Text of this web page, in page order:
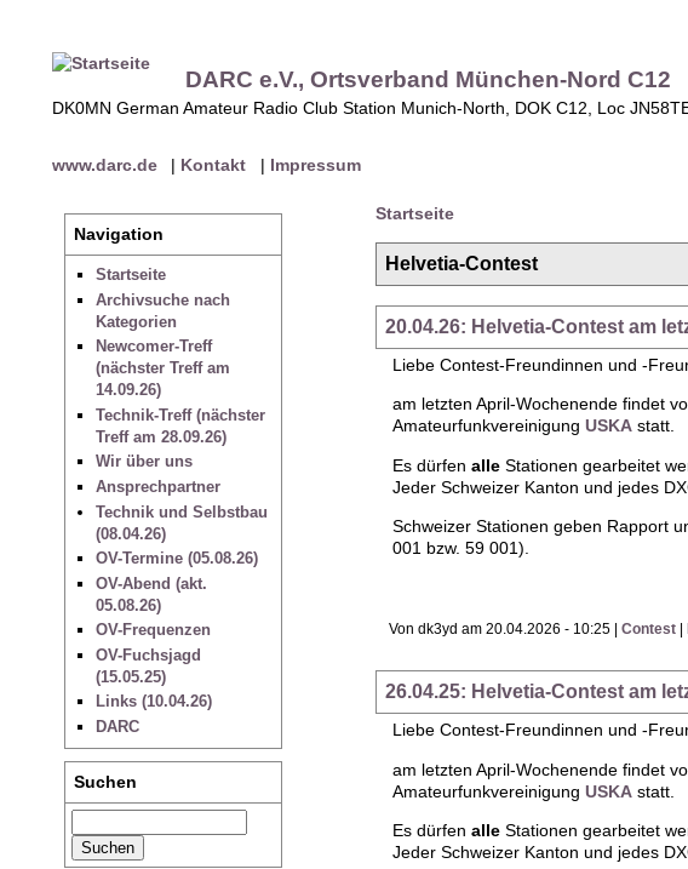
DARC e.V., Ortsverband München-Nord C12
DK0MN German Amateur Radio Club Station Munich-North, DOK C12, Loc
www.darc.de | Kontakt | Impressum
Navigation
Startseite
Archivsuche nach
Kategorien
Newcomer-Treff
(nächster Treff am
14.09.26)
Technik-Treff (nächster
Treff am 28.09.26)
Wir über uns
Ansprechpartner
Technik und Selbstbau
(08.04.26)
OV-Termine (05.08.26)
OV-Abend (akt.
05.08.26)
OV-Frequenzen
OV-Fuchsjagd
(15.05.25)
Links (10.04.26)
DARC
Suchen
Startseite
Helvetia-Contest
20.04.26: Helvetia-Contest am
Liebe Contest-Freundinnen und -
am letzten April-Wochenende findet
Amateurfunkvereinigung USKAstatt.
Es dürfen alleStationen gearbeitet
Jeder Schweizer Kanton und jedes
Schweizer Stationen geben Rapport
001 bzw. 59 001).
Von dk3yd am 20.04.2026 - 10:25 |Contest
26.04.25: Helvetia-Contest am
Liebe Contest-Freundinnen und -
am letzten April-Wochenende findet
Amateurfunkvereinigung USKAstatt.
Es dürfen alleStationen gearbeitet
Jeder Schweizer Kanton und jedes